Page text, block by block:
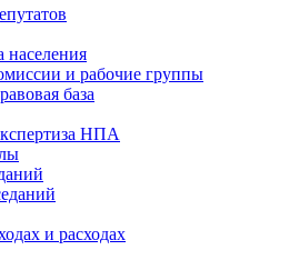
населения
и рабочие группы
база
НПА
и расходах